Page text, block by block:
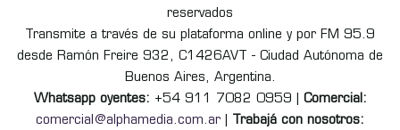
reservados
Transmite a través de su plataforma online y por FM 95.9
desde Ramón Freire 932, C1426AVT - Ciudad Autónoma de
Buenos Aires, Argentina.
Whatsapp oyentes: +54 911 7082 0959 | Comercial:
comercial@alphamedia.com.ar
Trabajá con nosotros: